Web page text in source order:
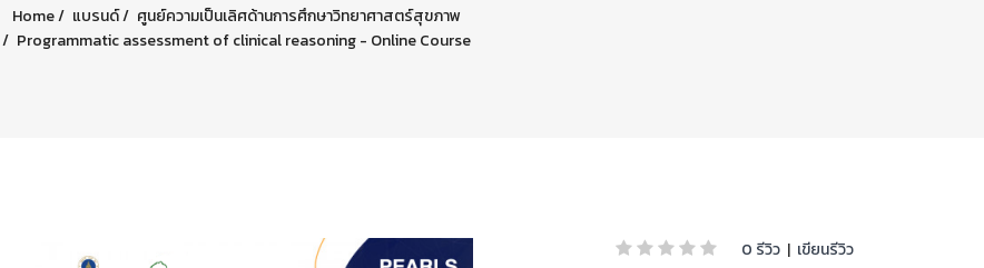
Home แบรนด์
ศูนย์ความเป็นเลิศด้านการศึกษาวิทยาศาสตร์สุขภาพ
Programmatic assessment of clinical reasoning - Online Course
0 รีวิว | เขียนรีวิว